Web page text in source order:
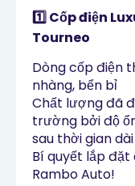
1️⃣ Cốp điện
Tourneo
Dòng cốp điện
nhàng, bển bỉ
Chất lượng đã
trường bởi độ
sau thời gian
Bí quyết lắp đặt
Rambo Auto!